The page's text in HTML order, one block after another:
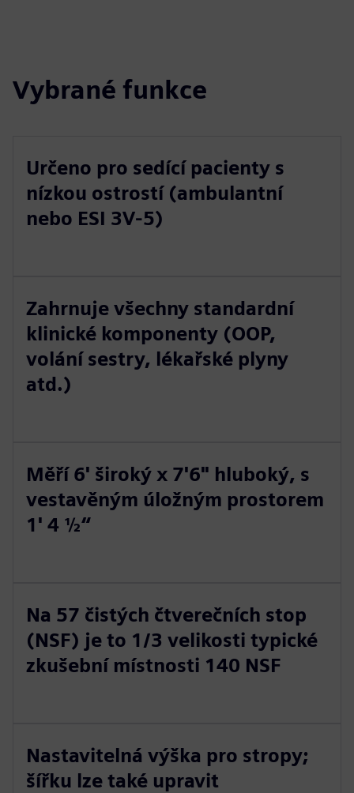
Vybrané funkce
Určeno pro sedící pacienty s
nízkou ostrostí (ambulantní
nebo ESI 3V-5)
Zahrnuje všechny standardní
klinické komponenty (OOP,
volání sestry, lékařské plyny
atd.)
Měří 6' široký x 7'6" hluboký, s
vestavěným úložným prostorem
1' 4 ½“
Na 57 čistých čtverečních stop
(NSF) je to 1/3 velikosti typické
zkušební místnosti 140 NSF
Nastavitelná výška pro stropy;
šířku lze také upravit